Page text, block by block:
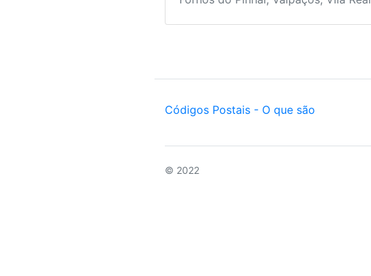
Códigos Postais - O que são
© 2022